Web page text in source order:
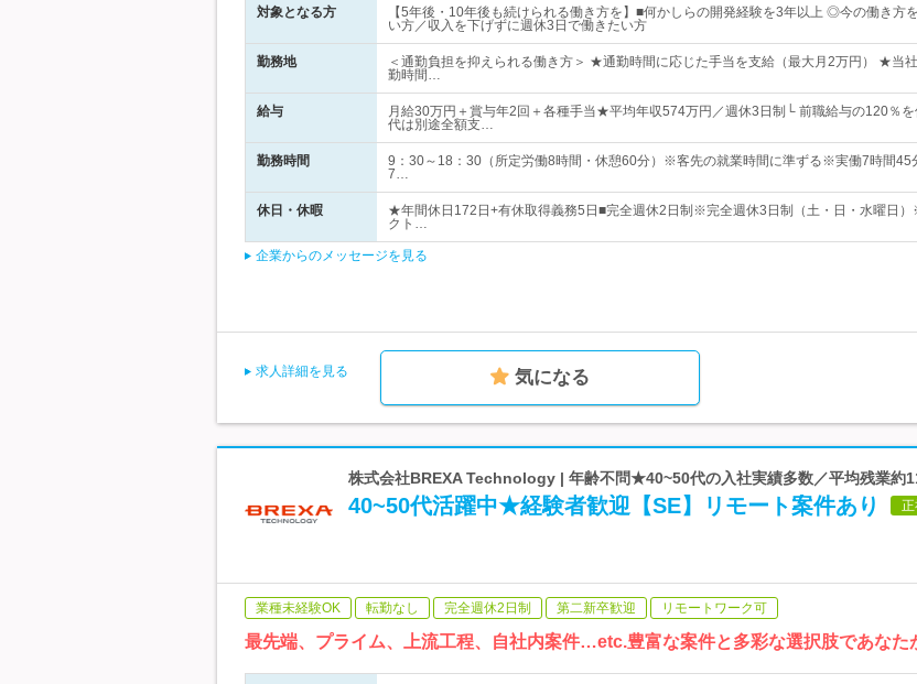
対象となる方
【5年後・10年後も続けられる働き方を】■何かしらの開発経験を3年以上 ◎今の働き方
い方／収入を下げずに週休3日で働きたい方
勤務地
＜通勤負担を抑えられる働き方＞ ★通勤時間に応じた手当を支給（最大月2万円） ★当
勤時間…
給与
月給30万円＋賞与年2回＋各種手当★平均年収574万円／週休3日制└ 前職給与の120％
代は別途全額支…
勤務時間
9：30～18：30（所定労働8時間・休憩60分）※客先の就業時間に準ずる※実働7時間45
7…
休日・休暇
★年間休日172日+有休取得義務5日■完全週休2日制※完全週休3日制（土・日・水曜日
クト…
企業からのメッセージを見る
求人詳細を見る 気になる
株式会社BREXA Technology | 年齢不問★40~50代の入社実績多数／平均残業約
40~50代活躍中★経験者歓迎【SE】リモート案件あり 正
業種未経験OK 転勤なし 完全週休2日制 第二新卒歓迎 リモートワーク可
最先端、プライム、上流工程、自社内案件…etc.豊富な案件と多彩な選択肢であなた